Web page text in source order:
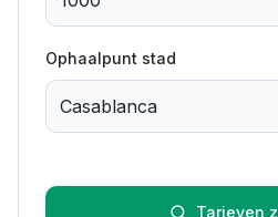
Ophaalpunt stad
Tarieven